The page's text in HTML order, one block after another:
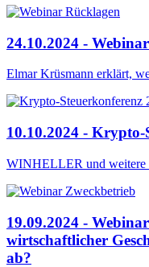
24.10.2024 -
Elmar Krüsmann erklärt,
10.10.2024 - Krypto-
WINHELLER und weitere
19.09.2024 -
wirtschaftlicher
ab?